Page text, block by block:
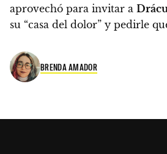
aprovechó para invitar a
su “casa del dolor” y pedirle
BRENDA AMADOR